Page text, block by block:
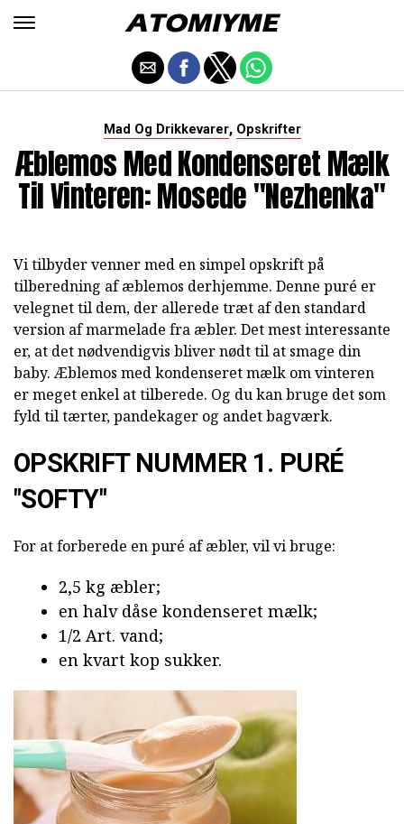
Mad Og Drikkevarer, Opskrifter
Æblemos Med Kondenseret Mælk
Til Vinteren: Mosede "Nezhenka"
Vi tilbyder venner med en simpel opskrift på
tilberedning af æblemos derhjemme. Denne puré er
velegnet til dem, der allerede træt af den standard
version af marmelade fra æbler. Det mest interessante
er, at det nødvendigvis bliver nødt til at smage din
baby. Æblemos med kondenseret mælk om vinteren
er meget enkel at tilberede. Og du kan bruge det som
fyld til tærter, pandekager og andet bagværk.
OPSKRIFT NUMMER 1. PURÉ
"SOFTY"
For at forberede en puré af æbler, vil vi bruge:
2,5 kg æbler;
en halv dåse kondenseret mælk;
1/2 Art. vand;
en kvart kop sukker.